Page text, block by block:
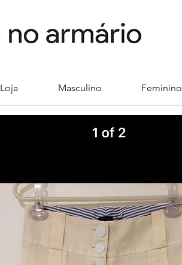
Loja Masculino Feminino